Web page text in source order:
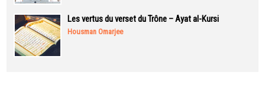
Les vertus du verset du Trône – Ayat al-Kursi
Housman Omarjee